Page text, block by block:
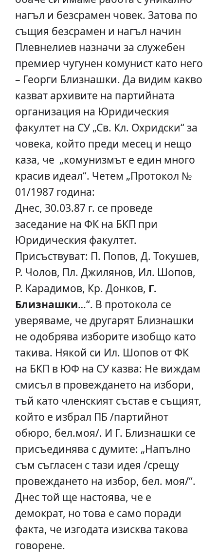
нагъл и безсрамен човек. Затова по
същия безсрамен и нагъл начин
Плевнелиев назначи за служебен
премиер чугунен комунист като него
– Георги Близнашки. Да видим какво
казват архивите на партийната
организация на Юридическия
факултет на СУ „Св. Кл. Охридски“ за
човека, който преди месец и нещо
каза, че „комунизмът е един много
красив идеал“. Четем „Протокол №
01/1987 година:
Днес, 30.03.87 г. се проведе
заседание на ФК на БКП при
Юридическия факултет.
Присъствуват: П. Попов, Д. Токушев,
Р. Чолов, Пл. Джилянов, Ил. Шопов,
Р. Карадимов, Кр. Донков, Г.
Близнашки…“. В протокола се
уверяваме, че другарят Близнашки
не одобрява изборите изобщо като
такива. Някой си Ил. Шопов от ФК
на БКП в ЮФ на СУ казва: Не виждам
смисъл в провеждането на избори,
тъй като членският състав е същият,
който е избрал ПБ /партийнот
обюро, бел.моя/. И Г. Близнашки се
присъединява с думите: „Напълно
съм съгласен с тази идея /срещу
провеждането на избор, бел. моя/“.
Днес той ще настоява, че е
демократ, но това е само поради
факта, че изгодата изисква такова
говорене.